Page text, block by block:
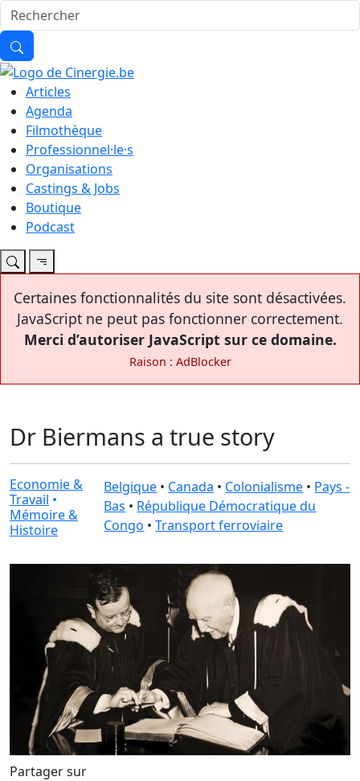
Articles
Agenda
Filmothèque
Professionnel·le·s
Organisations
Castings & Jobs
Boutique
Podcast
Certaines fonctionnalités du site sont désactivées.
JavaScript ne peut pas fonctionner correctement.
Merci d’autoriser JavaScript sur ce domaine.
Raison : AdBlocker
Dr Biermans a true story
Economie &
Travail •
Mémoire &
Histoire
Belgique • Canada • Colonialisme • Pays -
Bas • République Démocratique du
Congo •Transport ferroviaire
Partager sur